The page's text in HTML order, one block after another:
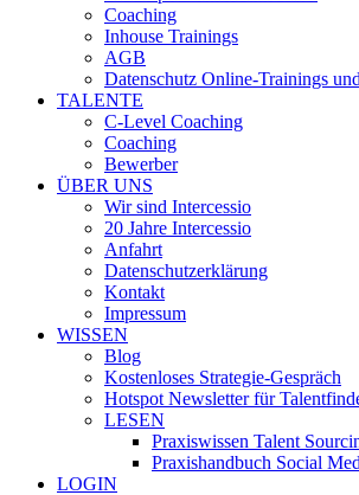
Coaching
Inhouse Trainings
AGB
Datenschutz Online-Trainings
TALENTE
C-Level Coaching
Coaching
Bewerber
ÜBER UNS
Wir sind Intercessio
20 Jahre Intercessio
Anfahrt
Datenschutzerklärung
Kontakt
Impressum
WISSEN
Blog
Kostenloses Strategie-Gespräch
Hotspot Newsletter für
LESEN
Praxiswissen Talent
Praxishandbuch Social
LOGIN